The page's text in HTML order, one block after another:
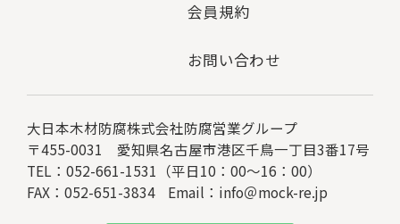
会員規約
お問い合わせ
大日本木材防腐株式会社防腐営業グループ
〒455-0031 愛知県名古屋市港区千鳥一丁目3番17号
TEL：052-661-1531（平日10：00～16：00）
FAX：052-651-3834
Email： info＠mock-re.jp